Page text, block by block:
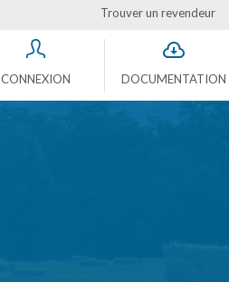
Trouver un revendeur
CONNEXION DOCUMENTATION